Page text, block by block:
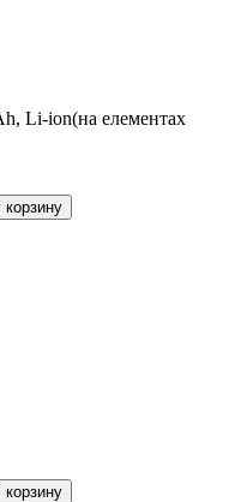
Li-ion(на елементах
корзину
корзину